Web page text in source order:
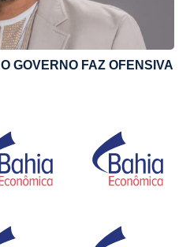
GOVERNO FAZ OFENSIVA